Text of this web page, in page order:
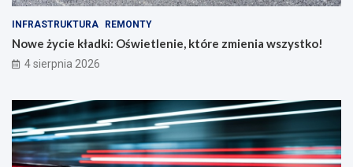
INFRASTRUKTURA REMONTY
Nowe życie kładki: Oświetlenie, które zmienia wszystko!
4 sierpnia 2026